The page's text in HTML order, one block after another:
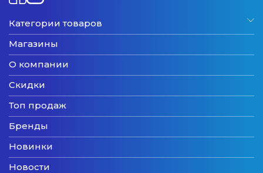
Категории товаров
Магазины
О компании
Скидки
Топ продаж
Бренды
Новинки
Новости